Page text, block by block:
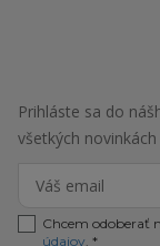
Prihláste sa do
všetkých
Chcem odoberať
údajov. *